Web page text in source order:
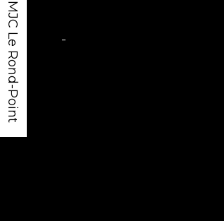
-
MJC Le Rond-Point